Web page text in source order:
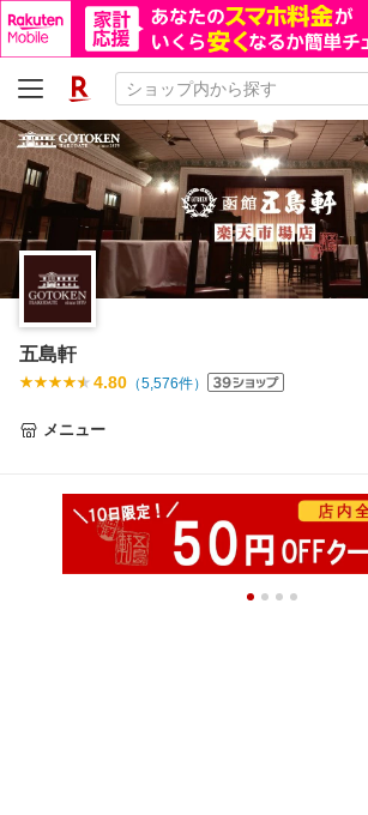
五島軒
4.80 （5,576件）
メニュー